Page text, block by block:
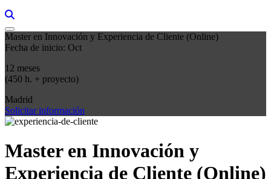
Master en Innovación y Experiencia de Cliente (Online)
Fecha de inicio: Oct
12 meses
(450 h. + proyecto)
Madrid
Solicitar información
Master en Innovación y
Experiencia de Cliente (Online)